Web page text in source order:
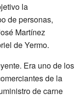
la
de personas,
Martínez
de Yermo.
Era uno de los
de la
de carne